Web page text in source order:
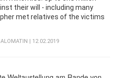
their will - including many
met relatives of the victims
| 12.02.2019